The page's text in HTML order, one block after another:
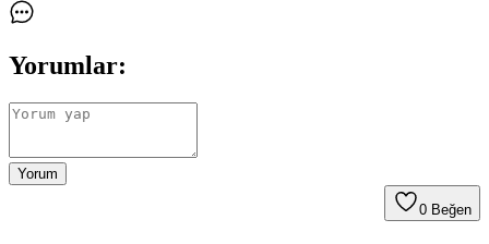
Yorumlar:
Yorum
0 Beğen